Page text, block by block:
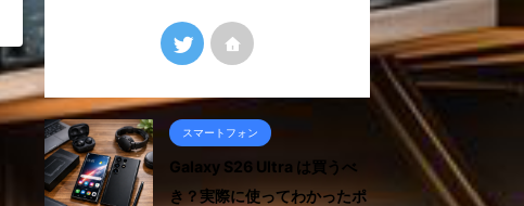
スマートフォン
Galaxy S26 Ultra は買うべ
き？実際に使ってわかったポ